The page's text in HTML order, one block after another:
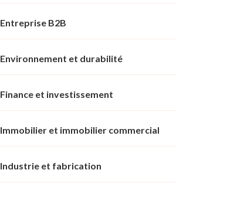
Entreprise B2B
Environnement et durabilité
Finance et investissement
Immobilier et immobilier commercial
Industrie et fabrication